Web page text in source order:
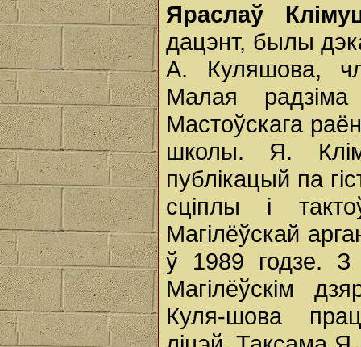
Яраслаў
дацэнт, былы
А. Куляшова,
Малая
Мастоўскага
школы. Я.
публікацый па
сціплы і
Магілёўскай
ў 1989 годзе. З
Магілёўскім
Куля-шова